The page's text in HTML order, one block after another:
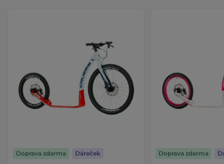
Doprava zdarma Dáreček Doprava zdarma